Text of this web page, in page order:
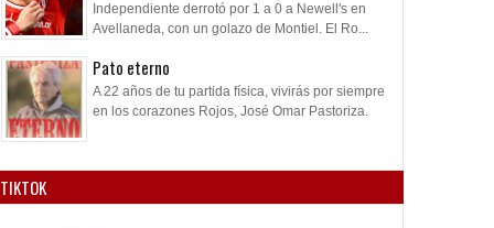
Independiente derrotó por 1 a 0 a Newell's en
Avellaneda, con un golazo de Montiel. El Ro...
Pato eterno
A 22 años de tu partida física, vivirás por siempre
en los corazones Rojos, José Omar Pastoriza.
TIKTOK